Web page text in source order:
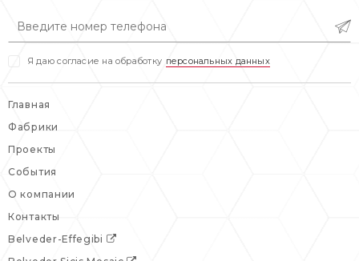
Я даю согласие на обработку персональных данных
Главная
Фабрики
Проекты
События
О компании
Контакты
Belveder-Effegibi